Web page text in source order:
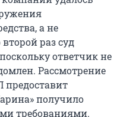
а не
раз суд
ответчик не
Рассмотрение
предоставит
получило
требованиями.